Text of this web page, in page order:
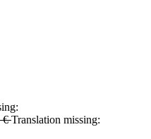
€Translation missing: